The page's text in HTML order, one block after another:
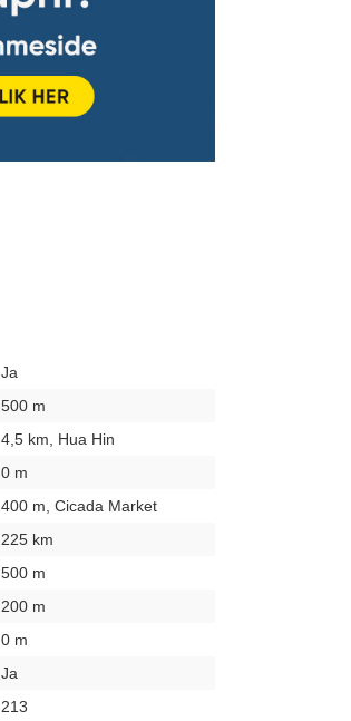
Ja
500 m
4,5 km, Hua Hin
0 m
400 m, Cicada Market
225 km
500 m
200 m
0 m
Ja
213